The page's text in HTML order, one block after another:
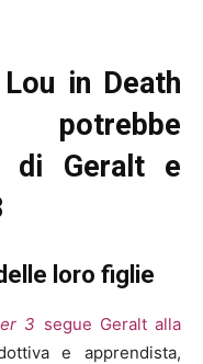
in Death
di Geralt e
loro figlie
3 segue Geralt alla
e apprendista,